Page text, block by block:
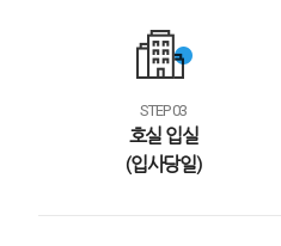
STEP 03
호실 입실
(입사당일)